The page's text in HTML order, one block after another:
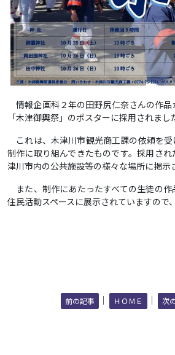
情報企画科２年の田野尻仁奈さんの作
「木津御輿祭」のポスターに採用されまし
これは、木津川市観光商工課の依頼を
制作に取り組んできたものです。採用さ
津川市内の公共施設等の様々な場所に掲示
また、制作にあたったすべての生徒の
住民活動スペースに展示されていますので
前の記事 ｜ ＨＯＭＥ ｜ 次